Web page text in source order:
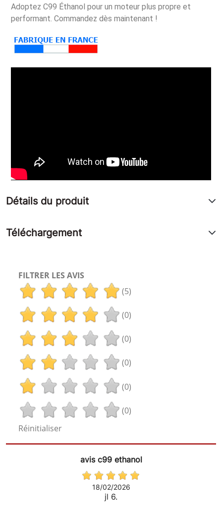
Adoptez C99 Éthanol pour un moteur plus propre et
performant. Commandez dès maintenant !
Détails du produit
Téléchargement
FILTRER LES AVIS
(5)
(0)
(0)
(0)
(0)
(0)
Réinitialiser
avis c99 ethanol
18/02/2026
jl 6.